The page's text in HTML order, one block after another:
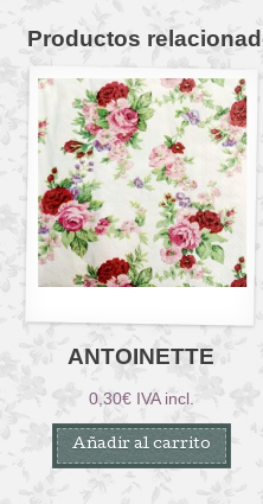
Productos
ANTOINETTE
0,30€ IVA incl.
Añadir al carrito